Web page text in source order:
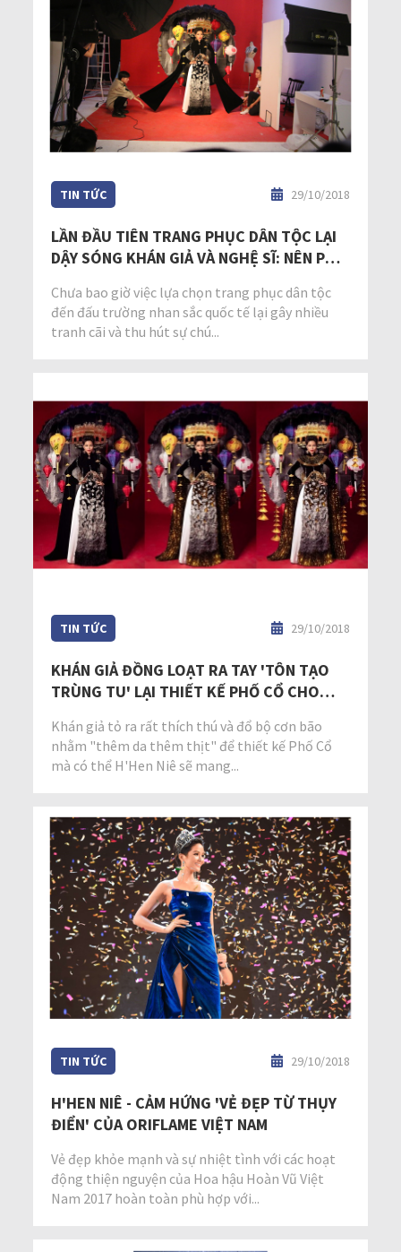
TIN TỨC 29/10/2018
LẦN ĐẦU TIÊN TRANG PHỤC DÂN TỘC LẠI
DẬY SÓNG KHÁN GIẢ VÀ NGHỆ SĨ: NÊN PHÁ
Chưa bao giờ việc lựa chọn trang phục dân tộc
đến đấu trường nhan sắc quốc tế lại gây nhiều
tranh cãi và thu hút sự chú...
TIN TỨC 29/10/2018
KHÁN GIẢ ĐỒNG LOẠT RA TAY 'TÔN TẠO
TRÙNG TU' LẠI THIẾT KẾ PHỐ CỔ CHO
Khán giả tỏ ra rất thích thú và đổ bộ cơn bão
nhằm "thêm da thêm thịt" để thiết kế Phố Cổ
mà có thể H'Hen Niê sẽ mang...
TIN TỨC 29/10/2018
H'HEN NIÊ - CẢM HỨNG 'VẺ ĐẸP TỪ THỤY
ĐIỂN' CỦA ORIFLAME VIỆT NAM
Vẻ đẹp khỏe mạnh và sự nhiệt tình với các hoạt
động thiện nguyện của Hoa hậu Hoàn Vũ Việt
Nam 2017 hoàn toàn phù hợp với...